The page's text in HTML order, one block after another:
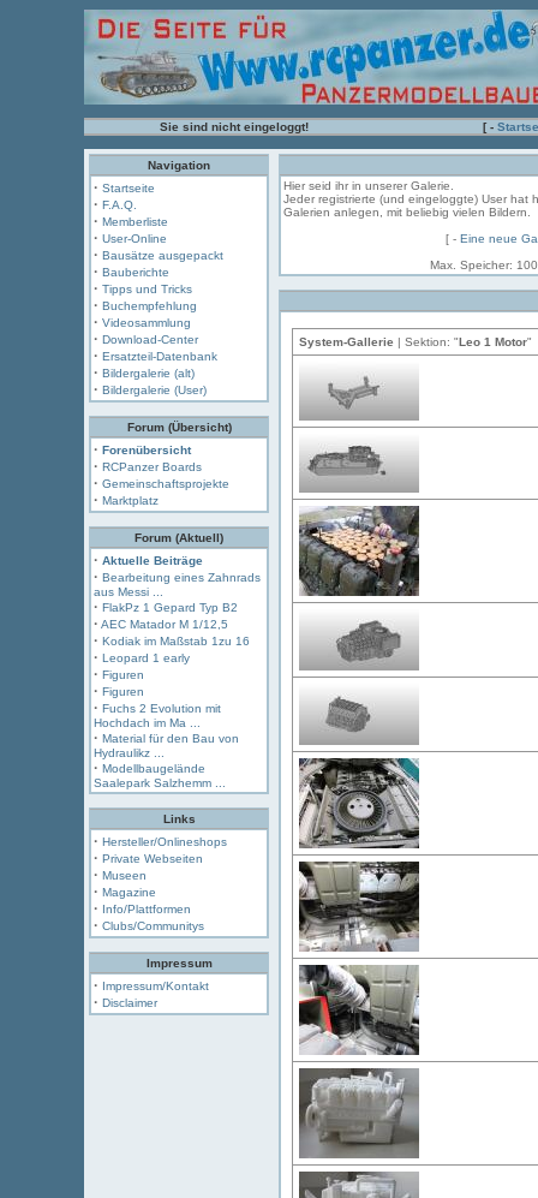
Sie sind nicht eingeloggt! [ -
Navigation
· Startseite
· F.A.Q.
· Memberliste
· User-Online
· Bausätze ausgepackt
· Bauberichte
· Tipps und Tricks
· Buchempfehlung
· Videosammlung
· Download-Center
· Ersatzteil-Datenbank
· Bildergalerie (alt)
· Bildergalerie (User)
Forum (Übersicht)
· Forenübersicht
· RCPanzer Boards
· Gemeinschaftsprojekte
· Marktplatz
Forum (Aktuell)
· Aktuelle Beiträge
· Bearbeitung eines Zahnrads
aus Messi ...
· FlakPz 1 Gepard Typ B2
· AEC Matador M 1/12,5
· Kodiak im Maßstab 1zu 16
· Leopard 1 early
· Figuren
· Figuren
· Fuchs 2 Evolution mit
Hochdach im Ma ...
· Material für den Bau von
Hydraulikz ...
· Modellbaugelände
Saalepark Salzhemm ...
Links
· Hersteller/Onlineshops
· Private Webseiten
· Museen
· Magazine
· Info/Plattformen
· Clubs/Communitys
Impressum
· Impressum/Kontakt
· Disclaimer
Hier seid ihr in unserer Galerie.
Jeder registrierte (und eingeloggte) User hat
Galerien anlegen, mit beliebig vielen Bildern.
[ - Eine neue
Max. Speicher:
System-Gallerie | Sektion: "Leo 1 Motor"